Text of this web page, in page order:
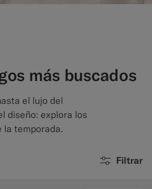
más buscados
el lujo del
diseño: explora los
la temporada.
Filtrar